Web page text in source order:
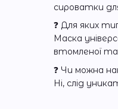
сироватки
❓ Для яких
Маска
втомленої та
❓ Чи можна
Ні, слід